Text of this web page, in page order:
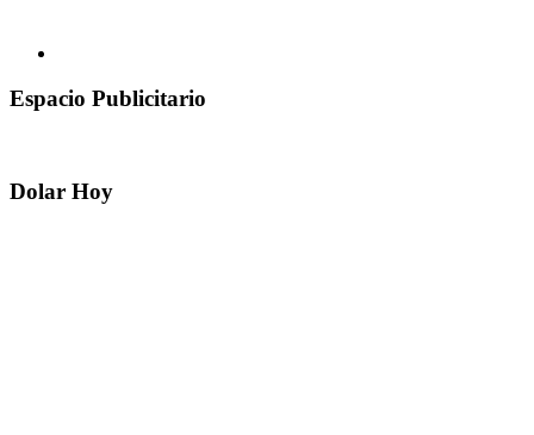
Espacio Publicitario
Dolar Hoy